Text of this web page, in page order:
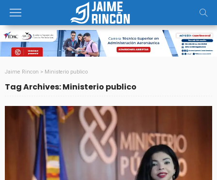
Jaime Rincon > Ministerio publico
Tag Archives: Ministerio publico